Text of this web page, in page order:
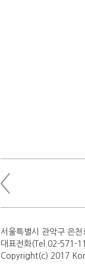
서울특별시 관악구 은
대표전화(Tel.02-571-
Copyright(c) 2017